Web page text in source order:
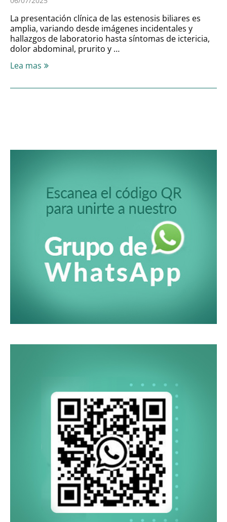
La presentación clínica de las estenosis biliares es
amplia, variando desde imágenes incidentales y
hallazgos de laboratorio hasta síntomas de ictericia,
dolor abdominal, prurito y …
Lea mas